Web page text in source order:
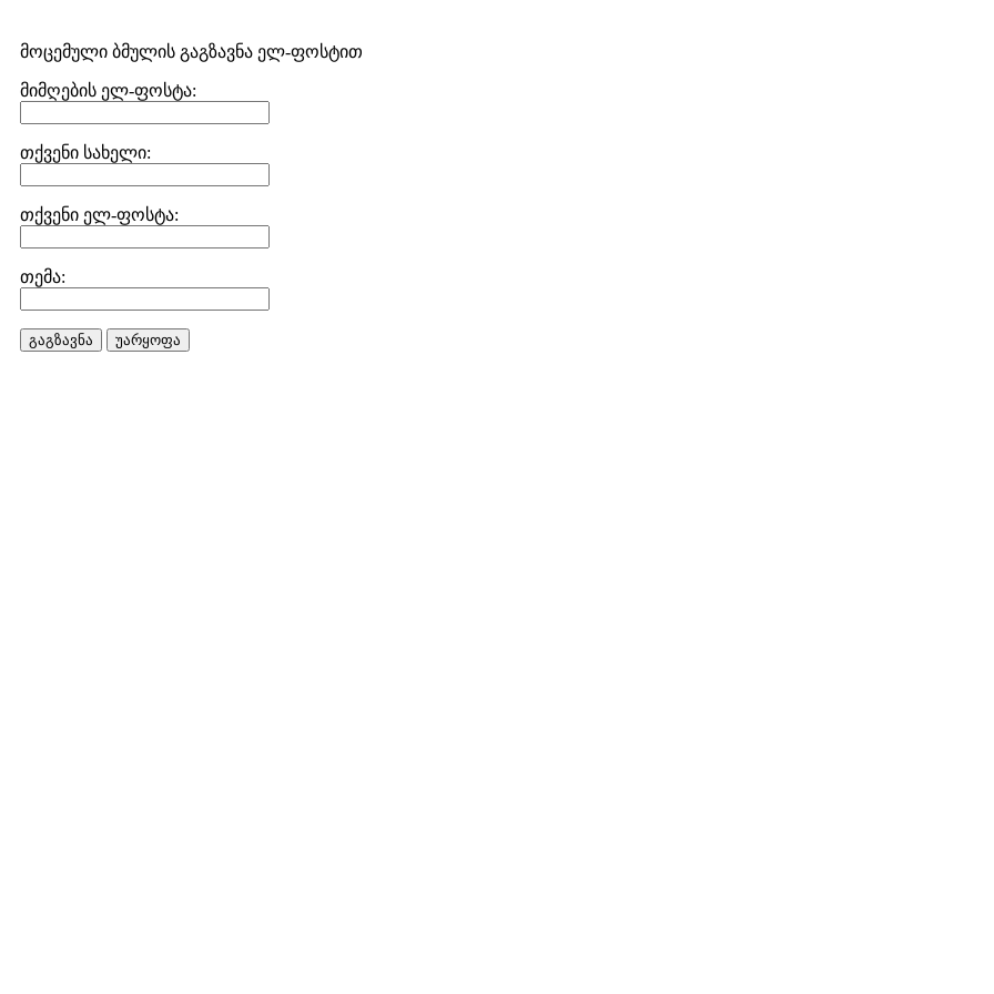
მოცემული ბმულის გაგზავნა ელ-ფოსტით
მიმღების ელ-ფოსტა:
თქვენი სახელი:
თქვენი ელ-ფოსტა:
თემა:
გაგზავნა უარყოფა